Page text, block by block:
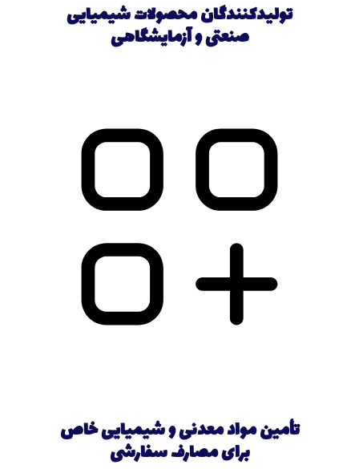
تولیدکنندگان محصولات شیمیایی
صنعتی و آزمایشگاهی
تأمین مواد معدنی و شیمیایی خاص
برای مصارف سفارشی